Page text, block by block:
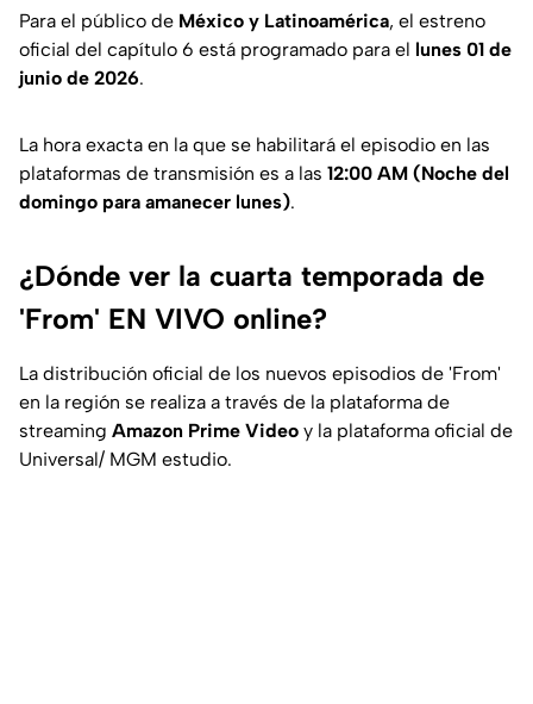
Para el público de México y Latinoamérica, el estreno
oficial del capítulo 6 está programado para el lunes 01 de
junio de 2026.
La hora exacta en la que se habilitará el episodio en las
plataformas de transmisión es a las 12:00 AM (Noche del
domingo para amanecer lunes).
¿Dónde ver la cuarta temporada de
'From' EN VIVO online?
La distribución oficial de los nuevos episodios de 'From'
en la región se realiza a través de la plataforma de
streaming Amazon Prime Video y la plataforma oficial de
Universal/ MGM estudio.